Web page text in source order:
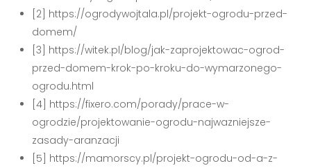
[2] https://ogrodywojtala.pl/projekt-ogrodu-przed-
domem/
[3] https://witek.pl/blog/jak-zaprojektowac-ogrod-
przed-domem-krok-po-kroku-do-wymarzonego-
ogrodu.html
[4] https://fixero.com/porady/prace-w-
ogrodzie/projektowanie-ogrodu-najwazniejsze-
zasady-aranzacji
[5] https://mamorscy.pl/projekt-ogrodu-od-a-z-